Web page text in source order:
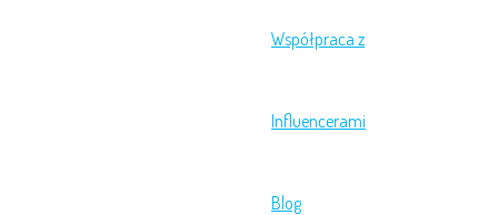
Współpraca z
Influencerami
Blog